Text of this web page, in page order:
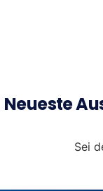
Neueste
Sei